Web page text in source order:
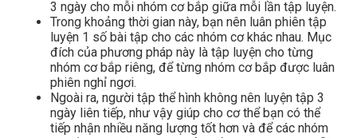
3 ngày cho mỗi nhóm cơ bắp giữa mỗi lần tập luyện.
Trong khoảng thời gian này, bạn nên luân phiên tập
luyện 1 số bài tập cho các nhóm cơ khác nhau. Mục
đích của phương pháp này là tập luyện cho từng
nhóm cơ bắp riêng, để từng nhóm cơ bắp được luân
phiên nghỉ ngơi.
Ngoài ra, người tập thể hình không nên luyện tập 3
ngày liên tiếp, như vậy giúp cho cơ thể bạn có thể
tiếp nhận nhiều năng lượng tốt hơn và để các nhóm